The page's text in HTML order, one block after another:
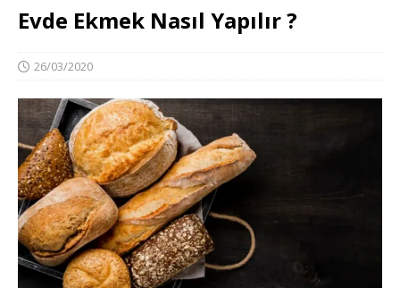
Evde Ekmek Nasıl Yapılır ?
26/03/2020